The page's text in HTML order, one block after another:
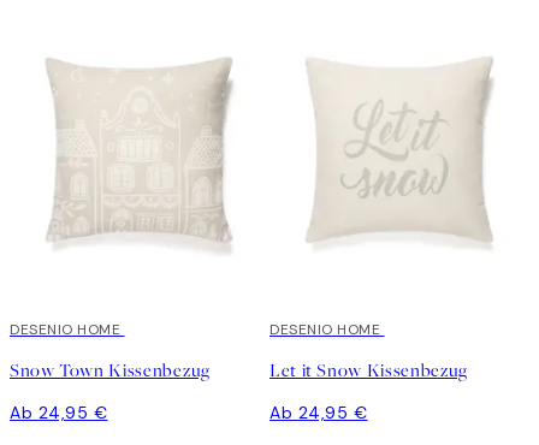
DESENIO HOME
Snow Town Kissenbezug
Ab 24,95 €
DESENIO HOME
Let it Snow Kissenbezug
Ab 24,95 €